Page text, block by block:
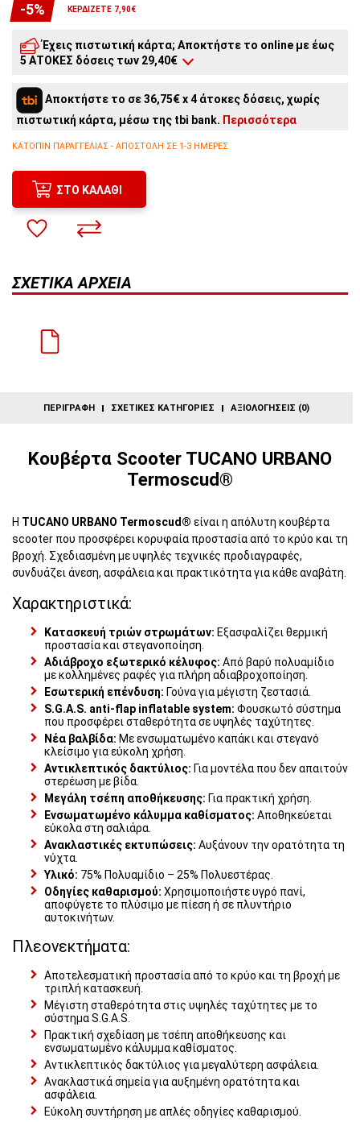
-5% ΚΕΡΔΊΖΕΤΕ 7,90€
Έχεις πιστωτική κάρτα; Αποκτήστε το online με έως
5 ΑΤΟΚΕΣ δόσεις των 29,40€
4άτοκες δόσεις:36,75€/ μήνα
3άτοκες δόσεις:49,00€/ μήνα
2άτοκες δόσεις:73,50€ / μήνα
Αποκτήστε το σε 36,75€ x 4 άτοκες δόσεις, χωρίς
πιστωτική κάρτα, μέσω της tbi bank. Περισσότερα
ΚΑΤΌΠΙΝ ΠΑΡΑΓΓΕΛΊΑΣ - ΑΠΟΣΤΟΛΉ ΣΕ 1-3 ΗΜΈΡΕΣ
ΣΤΟ ΚΑΛΆΘΙ
ΣΧΕΤΙΚΆ ΑΡΧΕΊΑ
ΠΕΡΙΓΡΑΦΉ ΣΧΕΤΙΚΈΣ ΚΑΤΗΓΟΡΊΕΣ ΑΞΙΟΛΟΓΉΣΕΙΣ (0)
Κουβέρτα Scooter TUCANO URBANO
Termoscud®
Η TUCANO URBANO Termoscud® είναι η απόλυτη κουβέρτα
scooter που προσφέρει κορυφαία προστασία από το κρύο και τη
βροχή. Σχεδιασμένη με υψηλές τεχνικές προδιαγραφές,
συνδυάζει άνεση, ασφάλεια και πρακτικότητα για κάθε αναβάτη.
Χαρακτηριστικά:
Κατασκευή τριών στρωμάτων: Εξασφαλίζει θερμική
προστασία και στεγανοποίηση.
Αδιάβροχο εξωτερικό κέλυφος: Από βαρύ πολυαμίδιο
με κολλημένες ραφές για πλήρη αδιαβροχοποίηση.
Εσωτερική επένδυση: Γούνα για μέγιστη ζεστασιά.
S.G.A.S. anti-flap inflatable system: Φουσκωτό σύστημα
που προσφέρει σταθερότητα σε υψηλές ταχύτητες.
Νέα βαλβίδα: Με ενσωματωμένο καπάκι και στεγανό
κλείσιμο για εύκολη χρήση.
Αντικλεπτικός δακτύλιος: Για μοντέλα που δεν απαιτούν
στερέωση με βίδα.
Μεγάλη τσέπη αποθήκευσης: Για πρακτική χρήση.
Ενσωματωμένο κάλυμμα καθίσματος: Αποθηκεύεται
εύκολα στη σαλιάρα.
Ανακλαστικές εκτυπώσεις: Αυξάνουν την ορατότητα τη
νύχτα.
Υλικό: 75% Πολυαμίδιο – 25% Πολυεστέρας.
Οδηγίες καθαρισμού: Χρησιμοποιήστε υγρό πανί,
αποφύγετε το πλύσιμο με πίεση ή σε πλυντήριο
αυτοκινήτων.
Πλεονεκτήματα:
Αποτελεσματική προστασία από το κρύο και τη βροχή με
τριπλή κατασκευή.
Μέγιστη σταθερότητα στις υψηλές ταχύτητες με το
σύστημα S.G.A.S.
Πρακτική σχεδίαση με τσέπη αποθήκευσης και
ενσωματωμένο κάλυμμα καθίσματος.
Αντικλεπτικός δακτύλιος για μεγαλύτερη ασφάλεια.
Ανακλαστικά σημεία για αυξημένη ορατότητα και
ασφάλεια.
Εύκολη συντήρηση με απλές οδηγίες καθαρισμού.